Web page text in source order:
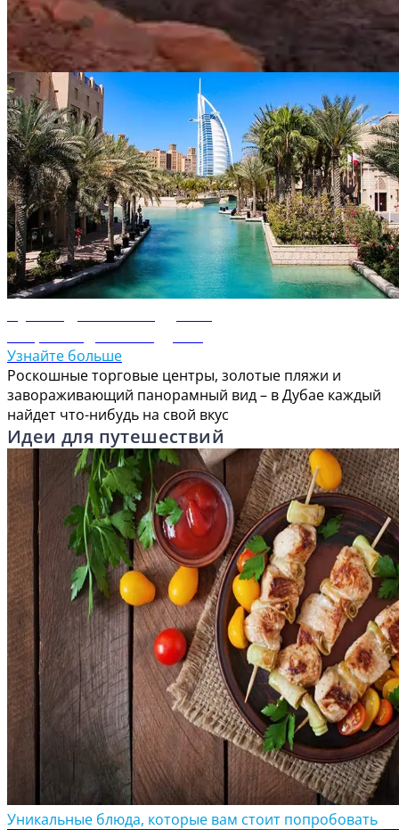
Путеводитель по ОАЭ
украшенный изысканным исламским геометрическим
орнаментом и витражами из цветного стекла.
Узнайте больше
Роскошные торговые центры, золотые пляжи и
завораживающий панорамный вид – в Дубае каждый
найдет что-нибудь на свой вкус
Идеи для путешествий
Уникальные блюда, которые вам стоит попробовать